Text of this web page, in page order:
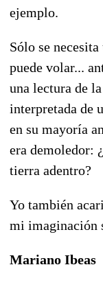
ejemplo.
Sólo se
puede volar...
una lectura de
interpretada de
en su mayoría
era demoledor:
tierra adentro?
Yo también
mi imaginación
Mariano Ibeas